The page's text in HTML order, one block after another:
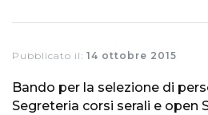
Pubblicato il: 14 ottobre 2015
Bando per la selezione di
Segreteria corsi serali e open